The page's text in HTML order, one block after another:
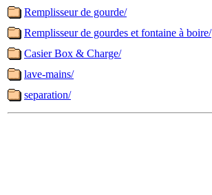
Remplisseur de gourde/
Remplisseur de gourdes et fontaine à boire/
Casier Box & Charge/
lave-mains/
separation/